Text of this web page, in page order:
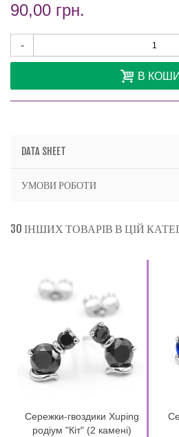
90,00 грн.
-
В
DATA SHEET
УМОВИ РОБОТИ
30 ІНШИХ ТОВАРІВ В ЦІЙ
Сережки-гвоздики Xuping
родіум "Кіт" (2 камені)